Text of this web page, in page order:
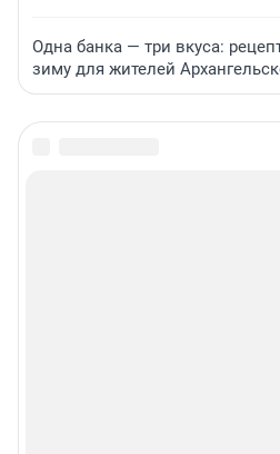
Одна банка — три вкуса:
зиму для жителей